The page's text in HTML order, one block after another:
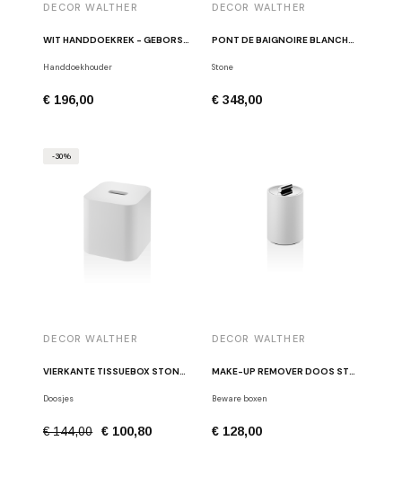
DECOR WALTHER
WIT HANDDOEKREK - GEBORSTELD ROESTVRIJ STAAL STONE HTE30
Handdoekhouder
€ 196,00
DECOR WALTHER
PONT DE BAIGNOIRE BLANCHE STONE WAN
Stone
€ 348,00
DECOR WALTHER
VIERKANTE TISSUEBOX STONE KBQ WIT
Doosjes
€ 144,00 € 100,80
-30%
DECOR WALTHER
MAKE-UP REMOVER DOOS STONE DMD S WIT /CHROOM
Beware boxen
€ 128,00